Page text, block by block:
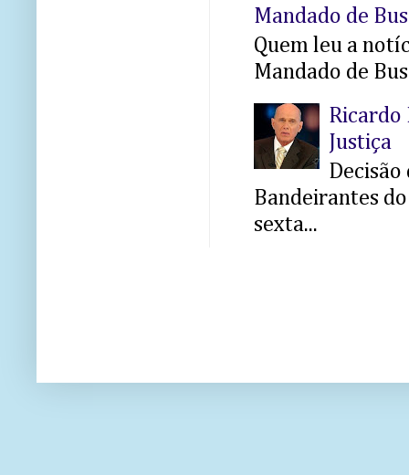
Mandado de
Quem leu a
Mandado de
Ricardo
Justiça
Decisão
Bandeirantes
sexta...